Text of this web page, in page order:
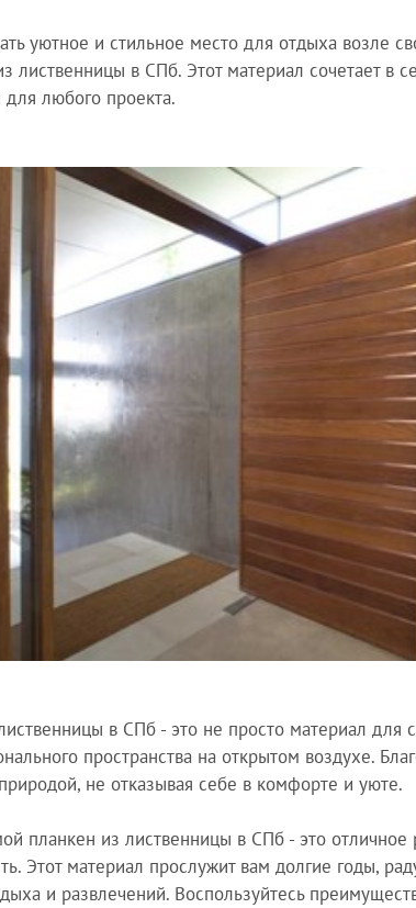
уютное и стильное место для отдыха возле
лиственницы в СПб. Этот материал сочетает в
любого проекта.
в СПб - это не просто материал для
пространства на открытом воздухе.
не отказывая себе в комфорте и уюте.
планкен из лиственницы в СПб - это отличное
Этот материал прослужит вам долгие годы,
и развлечений. Воспользуйтесь